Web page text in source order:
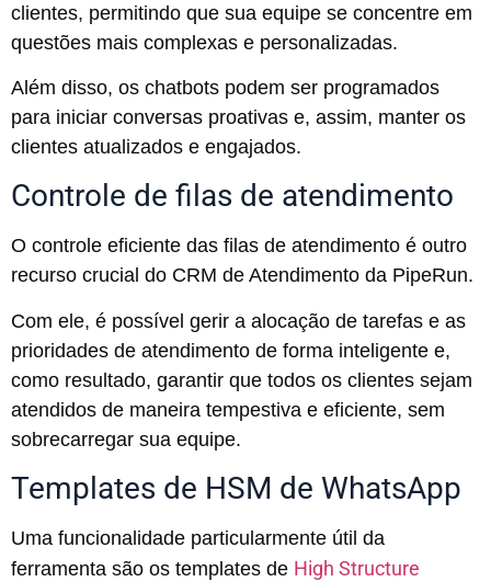
clientes, permitindo que sua equipe se concentre em
questões mais complexas e personalizadas.
Além disso, os chatbots podem ser programados
para iniciar conversas proativas e, assim, manter os
clientes atualizados e engajados.
Controle de filas de atendimento
O controle eficiente das filas de atendimento é outro
recurso crucial do CRM de Atendimento da PipeRun.
Com ele, é possível gerir a alocação de tarefas e as
prioridades de atendimento de forma inteligente e,
como resultado, garantir que todos os clientes sejam
atendidos de maneira tempestiva e eficiente, sem
sobrecarregar sua equipe.
Templates de HSM de WhatsApp
Uma funcionalidade particularmente útil da
ferramenta são os templates de High Structure